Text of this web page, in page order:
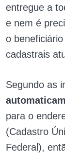
entregue a
e nem é
o
cadastrais
Segundo as
para o
(Cadastro
Federal),